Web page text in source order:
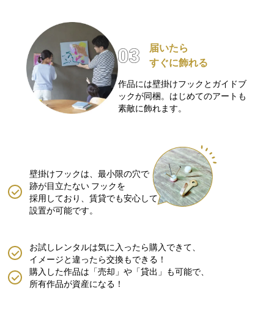
届いたら
すぐに飾れる
作品には壁掛けフックとガイドブ
ックが同梱。はじめてのアートも
素敵に飾れます。
壁掛けフックは、最小限の穴で
跡が目立たない フックを
採用しており、賃貸でも安心して
設置が可能です。
購入した作品は「売却」や「貸出」も可能で、
所有作品が資産になる！
お試しレンタルは気に入ったら購入できて、
イメージと違ったら交換もできる！